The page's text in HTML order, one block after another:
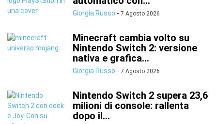
Giorgia Russo - 7 Agosto 2026
Minecraft cambia volto su
Nintendo Switch 2: versione
nativa e grafica...
Giorgia Russo - 7 Agosto 2026
Nintendo Switch 2 supera 23,6
milioni di console: rallenta
dopo il...